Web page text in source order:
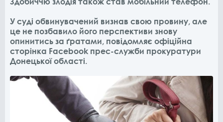
У суді обвинувачений визнав свою провину, але
це не позбавило його перспективи знову
опинитись за ґратами, повідомляє офіційна
сторінка Facebook прес-служби прокуратури
Донецької області.